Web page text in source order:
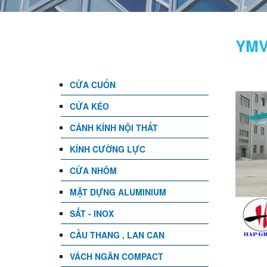
CỬA CUỐN
CỬA KÉO
CÁNH KÍNH NỘI THẤT
KÍNH CƯỜNG LỰC
CỬA NHÔM
MẶT DỰNG ALUMINIUM
SẮT - INOX
CẦU THANG , LAN CAN
VÁCH NGĂN COMPACT